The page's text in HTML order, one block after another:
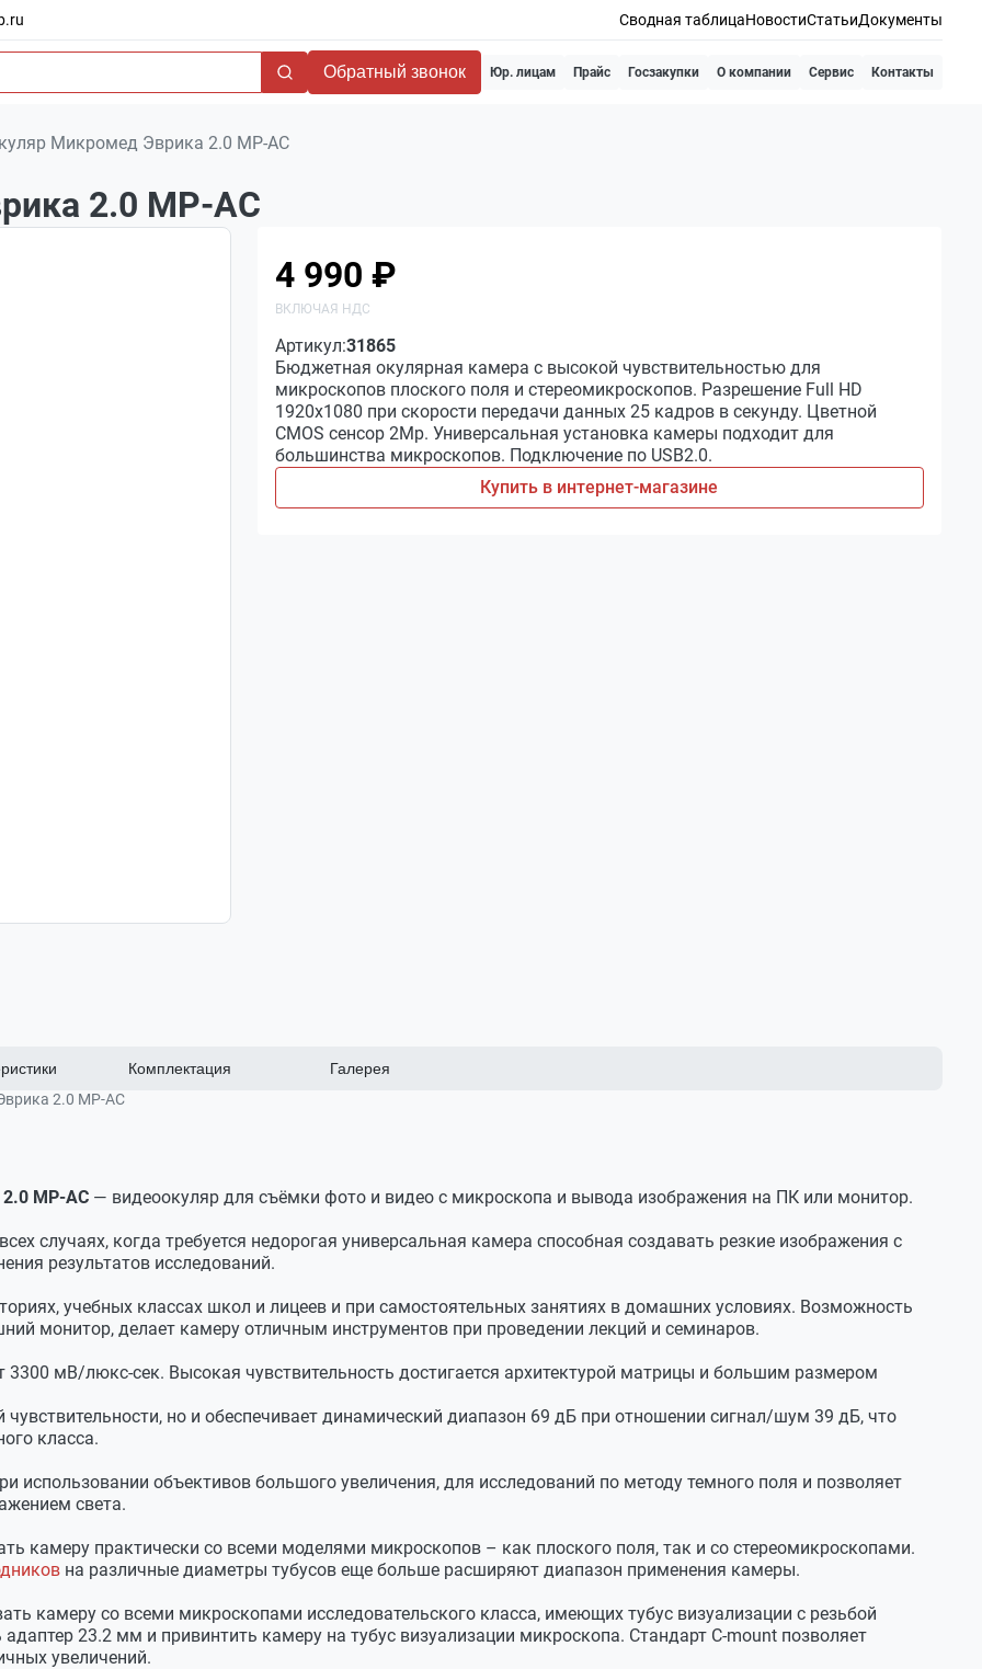
Сводная таблицаНовостиСтатьиДокументы
Обратный звонок Юр. лицам Прайс Госзакупки О компании Сервис Контакты
Микромед Эврика 2.0 MP-AC
2.0 MP-AC
4 990 ₽
Артикул:31865
Бюджетная окулярная камера с высокой чувствительностью для
микроскопов плоского поля и стереомикроскопов. Разрешение Full HD
1920x1080 при скорости передачи данных 25 кадров в секунду. Цветной
CMOS сенсор 2Мр. Универсальная установка камеры подходит для
большинства микроскопов. Подключение по USB2.0.
Купить в интернет-магазине
Комплектация
Галерея
2.0 MP-AC
MP-AC — видеоокуляр для съёмки фото и видео с микроскопа и вывода изображения на ПК или монитор.
случаях, когда требуется недорогая универсальная камера способная создавать резкие изображения с
результатов исследований.
учебных классах школ и лицеев и при самостоятельных занятиях в домашних условиях. Возможность
монитор, делает камеру отличным инструментов при проведении лекций и семинаров.
3300 мВ/люкс-сек. Высокая чувствительность достигается архитектурой матрицы и большим размером
но и обеспечивает динамический диапазон 69 дБ при отношении сигнал/шум 39 дБ, что
класса.
использовании объективов большого увеличения, для исследований по методу темного поля и позволяет
света.
камеру практически со всеми моделями микроскопов – как плоского поля, так и со стереомикроскопами.
на различные диаметры тубусов еще больше расширяют диапазон применения камеры.
камеру со всеми микроскопами исследовательского класса, имеющих тубус визуализации с резьбой
23.2 мм и привинтить камеру на тубус визуализации микроскопа. Стандарт С-mount позволяет
увеличений.
мВ/люкс-сек
систем